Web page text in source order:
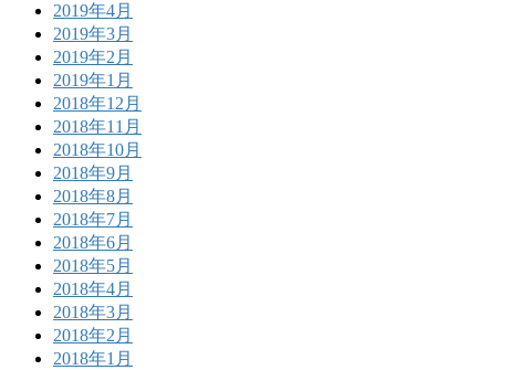
2019年4月
2019年3月
2019年2月
2019年1月
2018年12月
2018年11月
2018年10月
2018年9月
2018年8月
2018年7月
2018年6月
2018年5月
2018年4月
2018年3月
2018年2月
2018年1月